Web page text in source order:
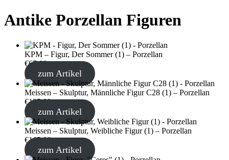
Antike Porzellan Figuren
KPM – Figur, Der Sommer (1) – Porzellan
€67,00
zum Artikel
Meissen – Skulptur, Männliche Figur C28 (1) – Porzellan
€125,00
zum Artikel
Meissen – Skulptur, Weibliche Figur (1) – Porzellan
€165,00
zum Artikel